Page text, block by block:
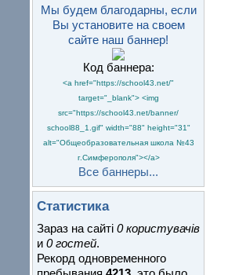
Мы будем благодарны, если
Вы установите на своем
сайте наш баннер!
Код баннера:
<a href="https://school43.net/"
target="_blank"> <img
src="https://school43.net/banner/
school88_1.gif" width="88" height="31"
alt="Общеобразовательная школа №43
г.Симферополя"></a>
Все баннеры...
Статистика
Зараз на сайті 0 користувачів
и 0 гостей.
Рекорд одновременного